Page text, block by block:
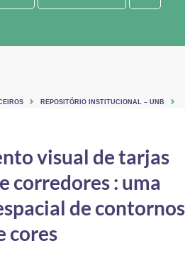
Direitos Humanos
REPOSITÓRIO INSTITUCIONAL – UNB
visual de tarjas
corredores : uma
de contornos
cores